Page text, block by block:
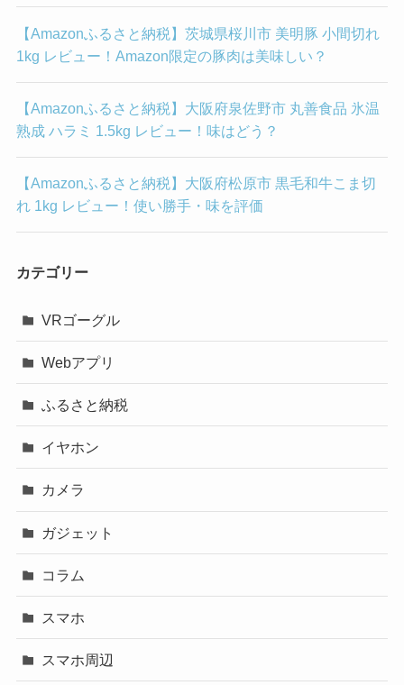
【Amazonふるさと納税】茨城県桜川市 美明豚 小間切れ
1kg レビュー！Amazon限定の豚肉は美味しい？
【Amazonふるさと納税】大阪府泉佐野市 丸善食品 氷温
熟成 ハラミ 1.5kg レビュー！味はどう？
【Amazonふるさと納税】大阪府松原市 黒毛和牛こま切
れ 1kg レビュー！使い勝手・味を評価
カテゴリー
VRゴーグル
Webアプリ
ふるさと納税
イヤホン
カメラ
ガジェット
コラム
スマホ
スマホ周辺